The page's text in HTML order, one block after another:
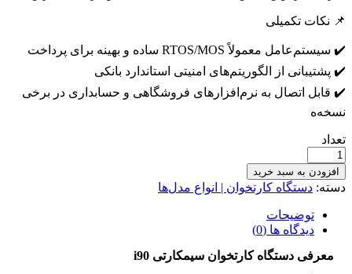
📌 نکات تکمیلی
✔️ سیستم‌عامل معمولاً RTOS/MOS ساده و بهینه برای پرداخت
✔️ پشتیبانی از الگوریتم‌های امنیتی استاندارد بانکی
✔️ قابل اتصال به نرم‌افزارهای فروشگاهی و حسابداری در برخی
نسخه‌ه
تعداد
افزودن به سبد خرید
دسته: دستگاه کارتخوان | انواع مدل‌ها
توضیحات
دیدگاه ها (0)
معرفی دستگاه کارتخوان سیمکارتی i90